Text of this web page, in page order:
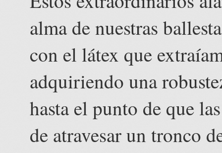
alma de nuestras
con el látex que
adquiriendo una
hasta el punto de que
de atravesar un tronco